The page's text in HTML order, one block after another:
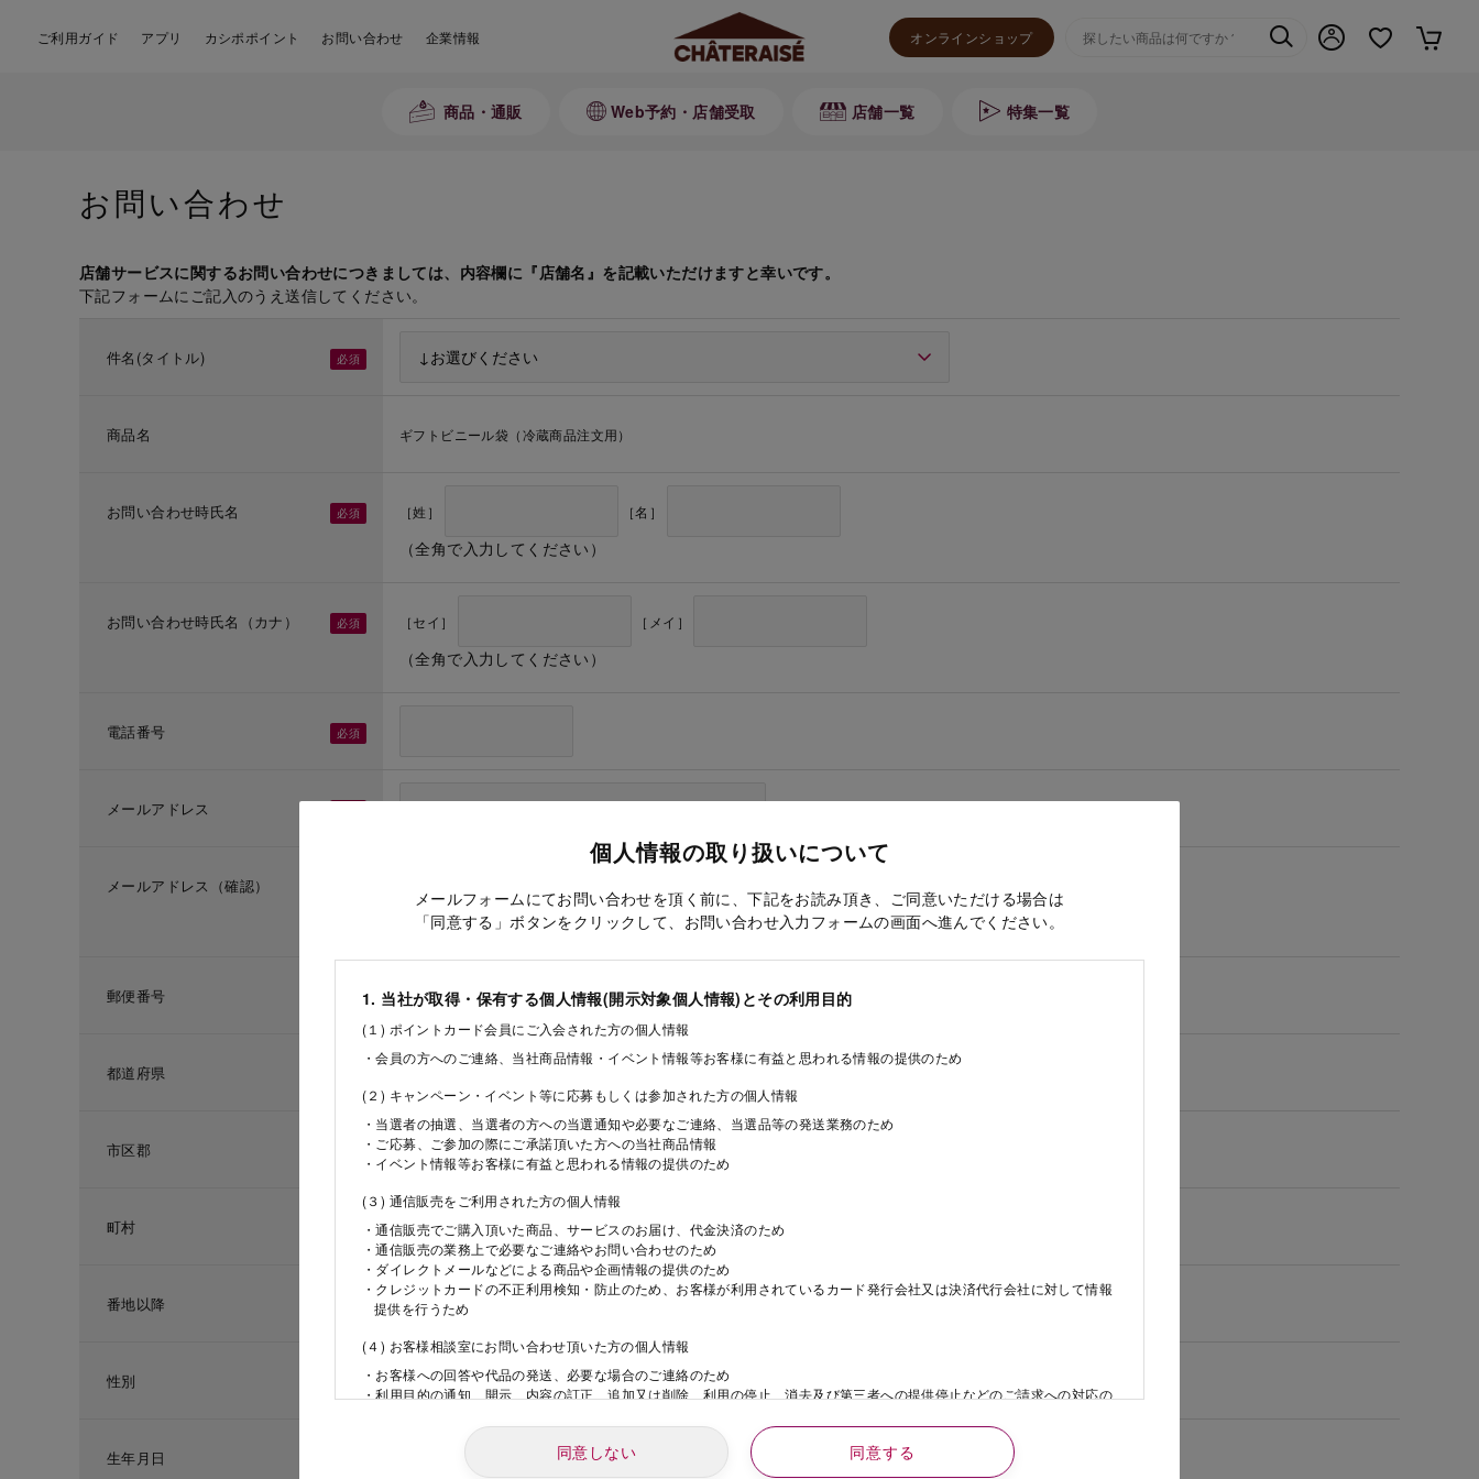
ご利用ガイド アプリ カシポポイント お問い合わせ 企業情報 オンラインショップ
商品・通販 Web予約・店舗受取 店舗一覧 特集一覧
お問い合わせ
店舗サービスに関するお問い合わせにつきましては、内容欄に『店舗名』を記載いただけますと幸いです。
下記フォームにご記入のうえ送信してください。
個人情報の取り扱いについて
メールフォームにてお問い合わせを頂く前に、下記をお読み頂き、ご同意いただける場合は
「同意する」ボタンをクリックして、お問い合わせ入力フォームの画面へ進んでください。
1. 当社が取得・保有する個人情報(開示対象個人情報)とその利用目的
(１) ポイントカード会員にご入会された方の個人情報
・会員の方へのご連絡、当社商品情報・イベント情報等お客様に有益と思われる情報の提供のため
(２) キャンペーン・イベント等に応募もしくは参加された方の個人情報
・当選者の抽選、当選者の方への当選通知や必要なご連絡、当選品等の発送業務のため
・ご応募、ご参加の際にご承諾頂いた方への当社商品情報
・イベント情報等お客様に有益と思われる情報の提供のため
(３) 通信販売をご利用された方の個人情報
・通信販売でご購入頂いた商品、サービスのお届け、代金決済のため
・通信販売の業務上で必要なご連絡やお問い合わせのため
・ダイレクトメールなどによる商品や企画情報の提供のため
・クレジットカードの不正利用検知・防止のため、お客様が利用されているカード発行会社又は決済代行会社に対して情報
提供を行うため
(４) お客様相談室にお問い合わせ頂いた方の個人情報
・お客様への回答や代品の発送、必要な場合のご連絡のため
・利用目的の通知、開示、内容の訂正、追加又は削除、利用の停止、消去及び第三者への提供停止などのご請求への対応の
(５) 当社の採用活動にご応募された方の個人情報
同意しない 同意する
件名(タイトル)
商品名 ギフトビニール袋（冷蔵商品注文用）
お問い合わせ時氏名 ［姓］ ［名］
（全角で入力してください）
お問い合わせ時氏名（カナ） ［セイ］ ［メイ］
（全角で入力してください）
電話番号
メールアドレス
メールアドレス（確認）
（メールアドレス確認のため再度入力をお願いします）
郵便番号
都道府県
市区郡
町村
番地以降
性別
生年月日 年